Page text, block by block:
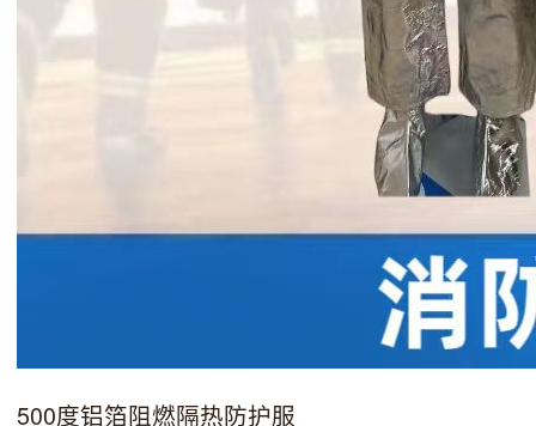
500度铝箔阻燃隔热防护服